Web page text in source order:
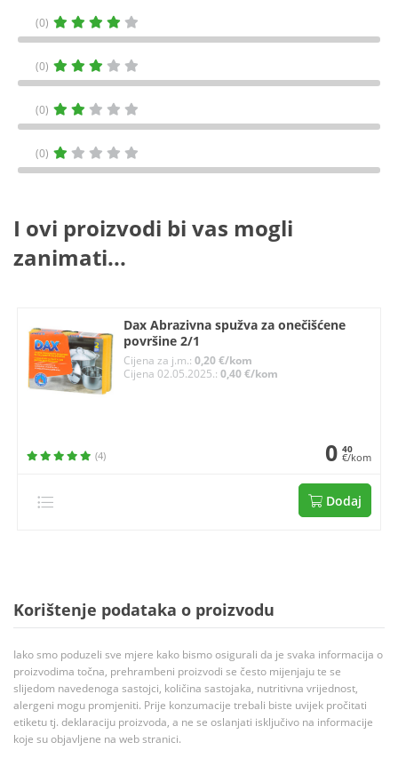
(0)
(0)
(0)
(0)
I ovi proizvodi bi vas mogli
zanimati...
Dax Abrazivna spužva za onečišćene
površine 2/1
Cijena za j.m.: 0,20 €/kom
Cijena 02.05.2025.: 0,40 €/kom
(4) 0 40
€/kom
Dodaj
Korištenje podataka o proizvodu
Iako smo poduzeli sve mjere kako bismo osigurali da je svaka informacija o
proizvodima točna, prehrambeni proizvodi se često mijenjaju te se
slijedom navedenoga sastojci, količina sastojaka, nutritivna vrijednost,
alergeni mogu promjeniti. Prije konzumacije trebali biste uvijek pročitati
etiketu tj. deklaraciju proizvoda, a ne se oslanjati isključivo na informacije
koje su objavljene na web stranici.